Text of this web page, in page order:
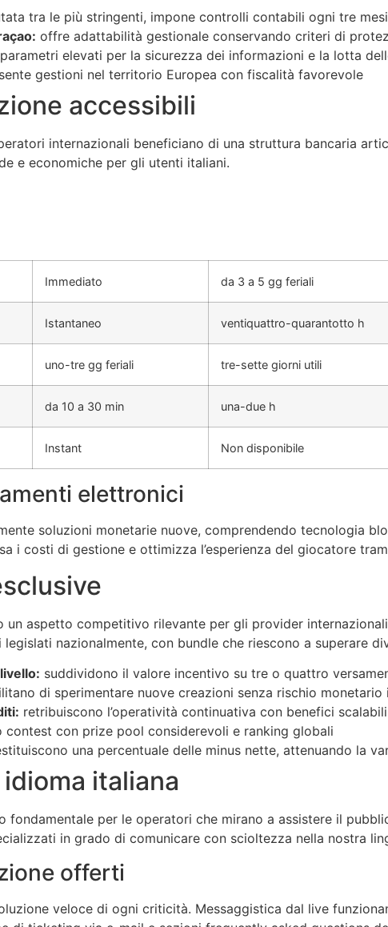
tra le più stringenti, impone controlli contabili ogni tre
offre adattabilità gestionale conservando criteri di
elevati per la sicurezza dei informazioni e la lotta
gestioni nel territorio Europea con fiscalità favorevole
accessibili
internazionali beneficiano di una struttura bancaria
e economiche per gli utenti italiani.
Immediato da 3 a 5 gg feriali
Istantaneo ventiquattro-quarantotto h
uno-tre gg feriali tre-sette giorni utili
da 10 a 30 min una-due h
Instant Non disponibile
elettronici
soluzioni monetarie nuove, comprendendo tecnologia
i costi di gestione e ottimizza l’esperienza del giocatore
un aspetto competitivo rilevante per gli provider
nazionalmente, con bundle che riescono a superare
suddividono il valore incentivo su tre o quattro
di sperimentare nuove creazioni senza rischio monetario
retribuiscono l’operatività continuativa con benefici
contest con prize pool considerevoli e ranking globali
una percentuale delle minus nette, attenuando la
italiana
fondamentale per le operatori che mirano a assistere il
in grado di comunicare con scioltezza nella nostra
offerti
veloce di ogni criticità. Messaggistica dal live